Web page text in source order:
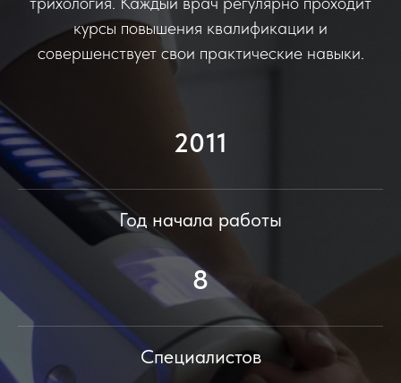
курсы повышения квалификации и
совершенствует свои практические навыки.
2011
Год начала работы
8
Специалистов